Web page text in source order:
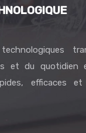
et du quotidien
efficaces